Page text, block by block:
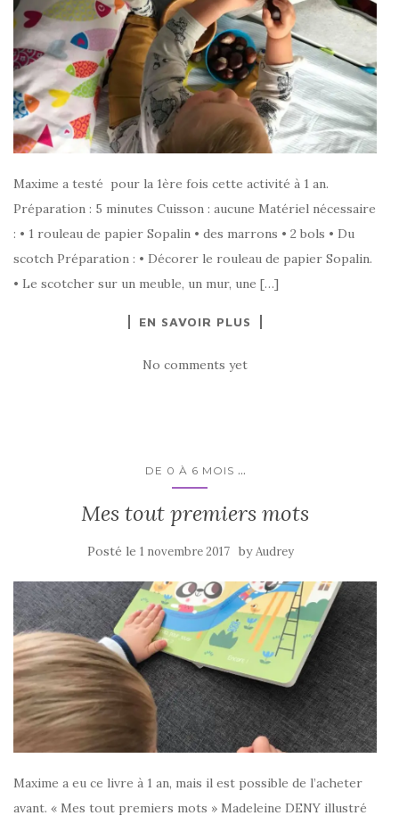
Maxime a testé pour la 1ère fois cette activité à 1 an.
Préparation : 5 minutes Cuisson : aucune Matériel nécessaire
: • 1 rouleau de papier Sopalin • des marrons • 2 bols • Du
scotch Préparation : • Décorer le rouleau de papier Sopalin.
• Le scotcher sur un meuble, un mur, une […]
EN SAVOIR PLUS
No comments yet
DE 0 À 6 MOIS ...
Mes tout premiers mots
Posté le 1 novembre 2017 byAudrey
Maxime a eu ce livre à 1 an, mais il est possible de l’acheter
avant. « Mes tout premiers mots » Madeleine DENY illustré